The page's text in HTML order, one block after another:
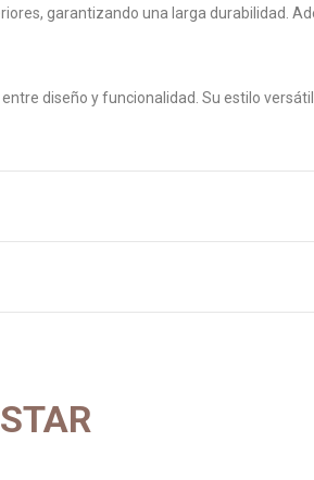
garantizando una larga durabilidad.
diseño y funcionalidad. Su estilo